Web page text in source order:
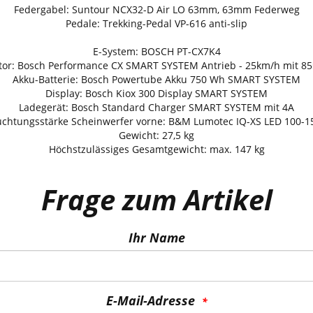
Federgabel: Suntour NCX32-D Air LO 63mm, 63mm Federweg
Pedale: Trekking-Pedal VP-616 anti-slip
E-System: BOSCH PT-CX7K4
Bosch Performance CX SMART SYSTEM Antrieb - 25km/h mit
Akku-Batterie: Bosch Powertube Akku 750 Wh SMART SYSTEM
Display: Bosch Kiox 300 Display SMART SYSTEM
Ladegerät: Bosch Standard Charger SMART SYSTEM mit 4A
Scheinwerfer vorne: B&M Lumotec IQ-XS LED 100-
Gewicht: 27,5 kg
Höchstzulässiges Gesamtgewicht: max. 147 kg
Frage zum Artikel
Ihr Name
E-Mail-Adresse